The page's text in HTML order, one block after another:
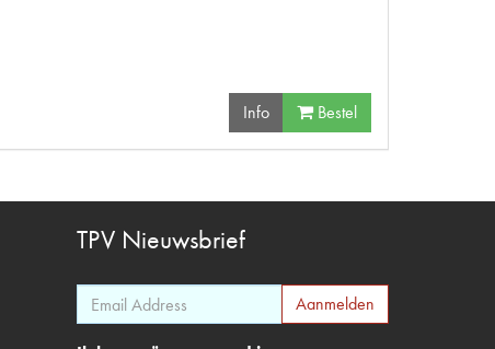
Info
Bestel
TPV Nieuwsbrief